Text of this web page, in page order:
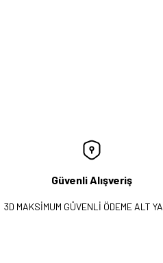
Güvenli Alışveriş
3D MAKSİMUM GÜVENLİ ÖDEME ALT